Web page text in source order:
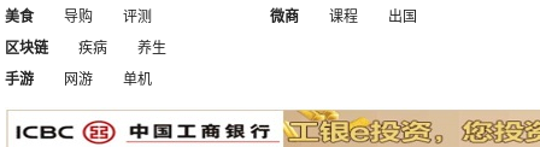
美食
导购 评测
微商
课程
出国
区块链
疾病
养生
手游
网游 单机